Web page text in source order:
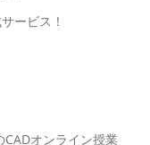
ービス！
オンライン授業